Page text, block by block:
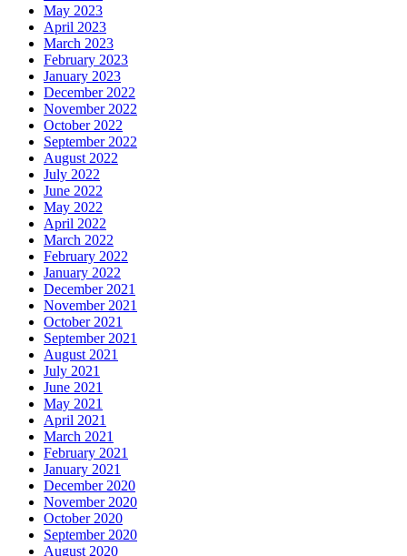
May 2023
April 2023
March 2023
February 2023
January 2023
December 2022
November 2022
October 2022
September 2022
August 2022
July 2022
June 2022
May 2022
April 2022
March 2022
February 2022
January 2022
December 2021
November 2021
October 2021
September 2021
August 2021
July 2021
June 2021
May 2021
April 2021
March 2021
February 2021
January 2021
December 2020
November 2020
October 2020
September 2020
August 2020